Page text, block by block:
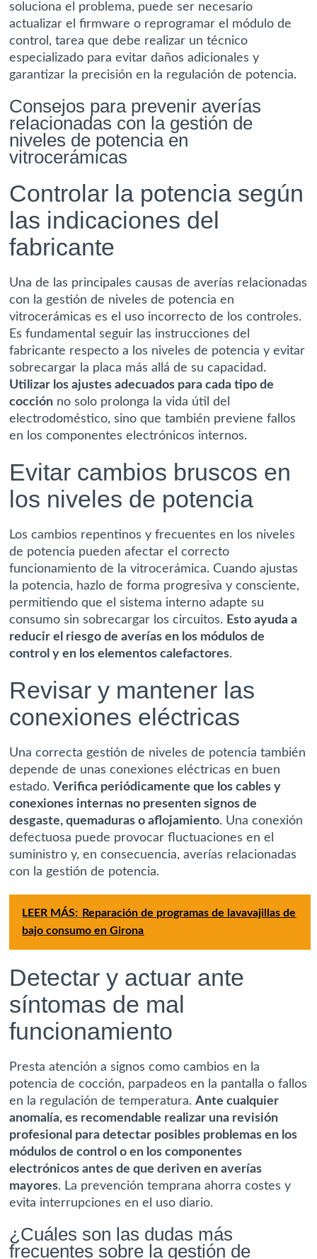
soluciona el problema, puede ser necesario
actualizar el firmware o reprogramar el módulo de
control, tarea que debe realizar un técnico
especializado para evitar daños adicionales y
garantizar la precisión en la regulación de potencia.
Consejos para prevenir averías
relacionadas con la gestión de
niveles de potencia en
vitrocerámicas
Controlar la potencia según
las indicaciones del
fabricante
Una de las principales causas de averías relacionadas
con la gestión de niveles de potencia en
vitrocerámicas es el uso incorrecto de los controles.
Es fundamental seguir las instrucciones del
fabricante respecto a los niveles de potencia y evitar
sobrecargar la placa más allá de su capacidad.
Utilizar los ajustes adecuados para cada tipo de
cocción no solo prolonga la vida útil del
electrodoméstico, sino que también previene fallos
en los componentes electrónicos internos.
Evitar cambios bruscos en
los niveles de potencia
Los cambios repentinos y frecuentes en los niveles
de potencia pueden afectar el correcto
funcionamiento de la vitrocerámica. Cuando ajustas
la potencia, hazlo de forma progresiva y consciente,
permitiendo que el sistema interno adapte su
consumo sin sobrecargar los circuitos. Esto ayuda a
reducir el riesgo de averías en los módulos de
control y en los elementos calefactores.
Revisar y mantener las
conexiones eléctricas
Una correcta gestión de niveles de potencia también
depende de unas conexiones eléctricas en buen
estado.Verifica periódicamente que los cables y
conexiones internas no presenten signos de
desgaste, quemaduras o aflojamiento. Una conexión
defectuosa puede provocar fluctuaciones en el
suministro y, en consecuencia, averías relacionadas
con la gestión de potencia.
LEER MÁS: Reparación de programas de lavavajillas de
bajo consumo en Girona
Detectar y actuar ante
síntomas de mal
funcionamiento
Presta atención a signos como cambios en la
potencia de cocción, parpadeos en la pantalla o fallos
en la regulación de temperatura.Ante cualquier
anomalía, es recomendable realizar una revisión
profesional para detectar posibles problemas en los
módulos de control o en los componentes
electrónicos antes de que deriven en averías
mayores. La prevención temprana ahorra costes y
evita interrupciones en el uso diario.
¿Cuáles son las dudas más
frecuentes sobre la gestión de